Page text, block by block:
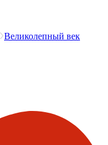
Великолепный век